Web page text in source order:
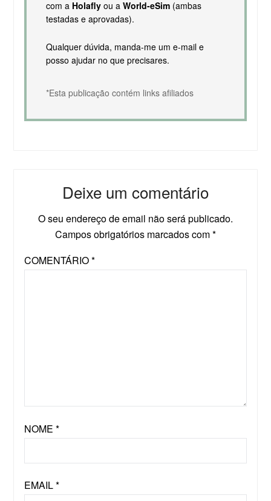
com a Holaflyou a World-eSim(ambas
testadas e aprovadas).
Qualquer dúvida, manda-me um e-mail e
posso ajudar no que precisares.
*Esta publicação contém links afiliados
Deixe um comentário
O seu endereço de email não será publicado.
Campos obrigatórios marcados com*
COMENTÁRIO*
NOME *
EMAIL*